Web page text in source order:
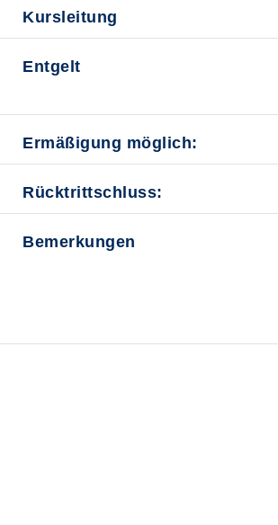
Kursleitung
Entgelt
Ermäßigung möglich:
Rücktrittschluss:
Bemerkungen